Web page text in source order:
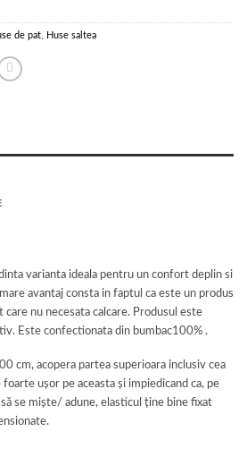
de pat Huse saltea
varianta ideala pentru un confort deplin si
avantaj consta in faptul ca este un produs
nu necesata calcare. Produsul este
Este confectionata din bumbac100% .
cm, acopera partea superioara inclusiv cea
foarte ușor pe aceasta și impiedicand ca, pe
se miște/ adune, elasticul ține bine fixat